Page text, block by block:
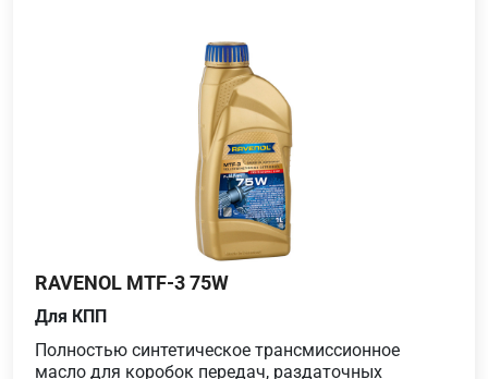
RAVENOL MTF-3 75W
Для КПП
Полностью синтетическое трансмиссионное
масло для коробок передач, раздаточных